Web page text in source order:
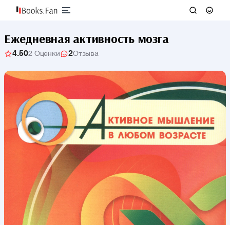
Ежедневная активность мозга
4.502 Оценки 2Отзыва